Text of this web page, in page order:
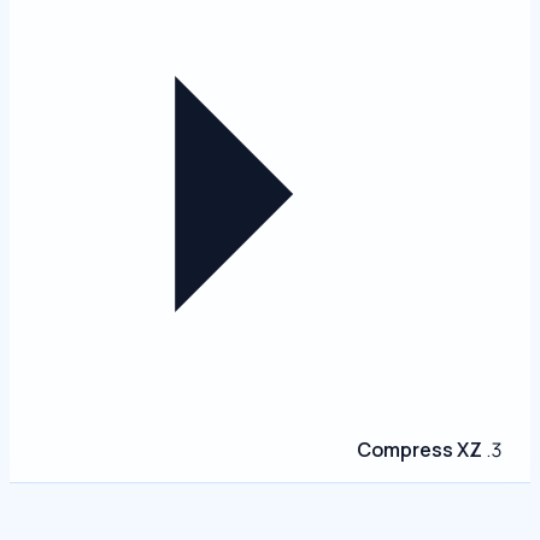
Compress XZ